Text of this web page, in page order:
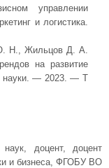
управлении
и логистика.
Н., Жильцов Д. А.
на развитие
науки. — 2023. — Т
доцент, доцент
и бизнеса, ФГОБУ ВО